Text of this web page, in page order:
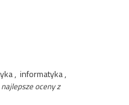
, informatyka ,
oceny z